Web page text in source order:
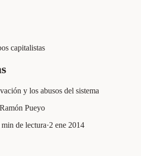
capitalistas
y los abusos del sistema
Pueyo
min de lectura·2 ene 2014